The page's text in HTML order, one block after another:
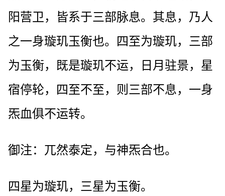
阳营卫，皆系于三部脉息。其息，乃人
之一身璇玑玉衡也。四至为璇玑，三部
为玉衡，既是璇玑不运，日月驻景，星
宿停轮，四至不至，则三部不息，一身
炁血俱不运转。
御注：兀然泰定，与神炁合也。
四星为璇玑，三星为玉衡。